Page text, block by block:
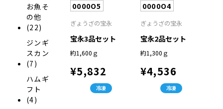
お魚そ
の他
(22)
ジンギ
スカン
(7)
ハムギ
フト
(4)
0000O5
ぎょうざの宝永
宝永3品セット
約1,600ｇ
¥5,832
冷凍
0000O4
ぎょうざの宝永
宝永2品セット
約1,300ｇ
¥4,536
冷凍